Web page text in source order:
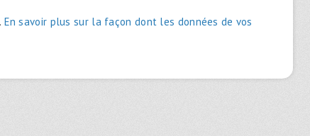
En savoir plus sur la façon dont les données de vos